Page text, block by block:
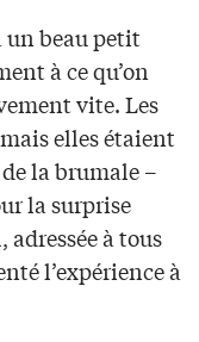
un beau petit
à ce qu’on
vite. Les
elles étaient
la brumale –
la surprise
adressée à tous
l’expérience à